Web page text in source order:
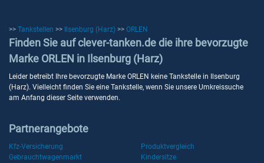
>> Tankstellen >> Ilsenburg (Harz) >> ORLEN
Finden Sie auf clever-tanken.de die ihre bevorzugte
Marke ORLEN in Ilsenburg (Harz)
Leider betreibt Ihre bevorzugte Marke ORLEN keine Tankstelle in Ilsenburg
(Harz). Vielleicht finden Sie eine Tankstelle, wenn Sie unsere Umkreissuche
am Anfang dieser Seite verwenden.
Partnerangebote
Kfz-Versicherung
Produktvergleich
Gebrauchtwagenmarkt
Kindersitze